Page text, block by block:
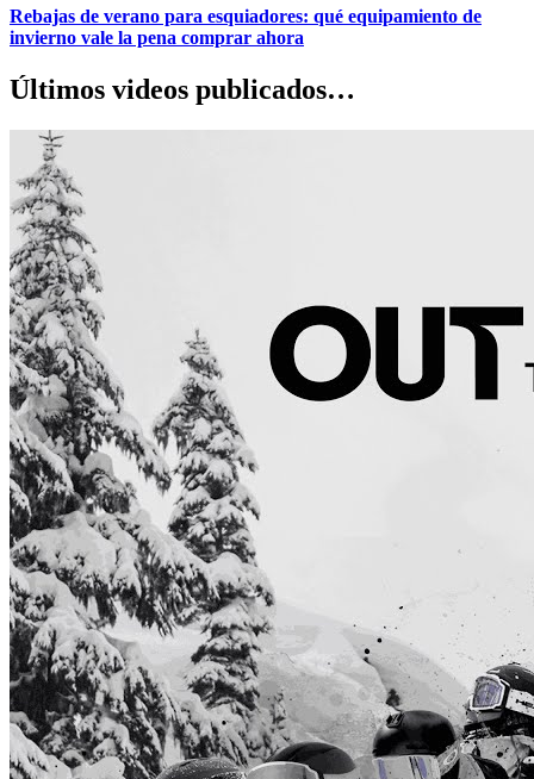
Rebajas de verano para esquiadores: qué equipamiento de
invierno vale la pena comprar ahora
Últimos videos publicados…